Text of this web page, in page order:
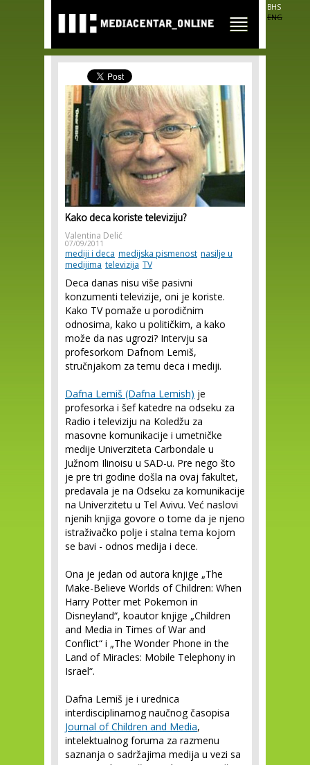
main
content
BHS
ENG
Kako deca koriste televiziju?
Valentina Delić
07/09/2011
mediji i deca medijska pismenost nasilje u
medijima televizija TV
Deca danas nisu više pasivni
konzumenti televizije, oni je koriste.
Kako TV pomaže u porodičnim
odnosima, kako u političkim, a kako
može da nas ugrozi? Intervju sa
profesorkom Dafnom Lemiš,
stručnjakom za temu deca i mediji.
Dafna Lemiš (Dafna Lemish) je
profesorka i šef katedre na odseku za
Radio i televiziju na Koledžu za
masovne komunikacije i umetničke
medije Univerziteta Carbondale u
Južnom Ilinoisu u SAD-u. Pre nego što
je pre tri godine došla na ovaj fakultet,
predavala je na Odseku za komunikacije
na Univerzitetu u Tel Avivu. Već naslovi
njenih knjiga govore o tome da je njeno
istraživačko polje i stalna tema kojom
se bavi - odnos medija i dece.
Ona je jedan od autora knjige „The
Make-Believe Worlds of Children: When
Harry Potter met Pokemon in
Disneyland“, koautor knjige „Children
and Media in Times of War and
Conflict“ i „The Wonder Phone in the
Land of Miracles: Mobile Telephony in
Israel“.
Dafna Lemiš je i urednica
interdisciplinarnog naučnog časopisa
Journal of Children and Media,
intelektualnog foruma za razmenu
saznanja o sadržajima medija u vezi sa